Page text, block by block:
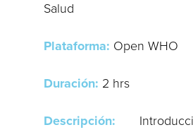
Salud
Plataforma: Open WHO
Duración: 2 hrs
Descripción: